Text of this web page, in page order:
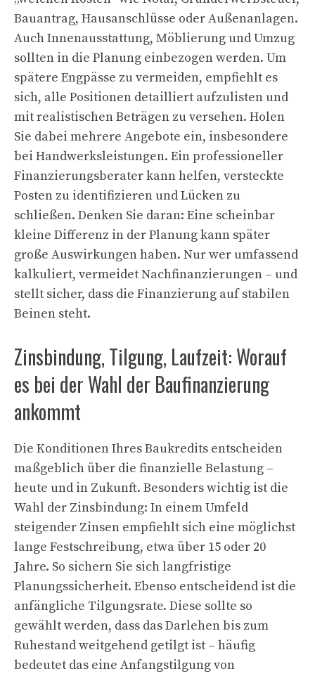
Bauantrag, Hausanschlüsse oder Außenanlagen.
Auch Innenausstattung, Möblierung und Umzug
sollten in die Planung einbezogen werden. Um
spätere Engpässe zu vermeiden, empfiehlt es
sich, alle Positionen detailliert aufzulisten und
mit realistischen Beträgen zu versehen. Holen
Sie dabei mehrere Angebote ein, insbesondere
bei Handwerksleistungen. Ein professioneller
Finanzierungsberater kann helfen, versteckte
Posten zu identifizieren und Lücken zu
schließen. Denken Sie daran: Eine scheinbar
kleine Differenz in der Planung kann später
große Auswirkungen haben. Nur wer umfassend
kalkuliert, vermeidet Nachfinanzierungen – und
stellt sicher, dass die Finanzierung auf stabilen
Beinen steht.
Zinsbindung, Tilgung, Laufzeit: Worauf
es bei der Wahl der Baufinanzierung
ankommt
Die Konditionen Ihres Baukredits entscheiden
maßgeblich über die finanzielle Belastung –
heute und in Zukunft. Besonders wichtig ist die
Wahl der Zinsbindung: In einem Umfeld
steigender Zinsen empfiehlt sich eine möglichst
lange Festschreibung, etwa über 15 oder 20
Jahre. So sichern Sie sich langfristige
Planungssicherheit. Ebenso entscheidend ist die
anfängliche Tilgungsrate. Diese sollte so
gewählt werden, dass das Darlehen bis zum
Ruhestand weitgehend getilgt ist – häufig
bedeutet das eine Anfangstilgung von